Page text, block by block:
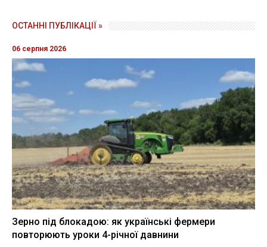
ОСТАННІ ПУБЛІКАЦІЇ »
06 серпня 2026
Зерно під блокадою: як українські фермери
повторюють уроки 4-річної давнини